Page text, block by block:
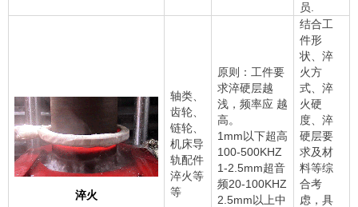
员.
淬火
轴类、
齿轮、
链轮、
机床导
轨配件
淬火等
等
原则 ：工件要
求淬硬层越
浅，频率应 越
高。
1mm以下超高
100-500KHZ
1-2.5mm超音
频20-100KHZ
2.5mm以上中
结合工
件形
状、淬
火方
式、淬
火硬
度、淬
硬层要
求及材
料等综
合考
虑，具